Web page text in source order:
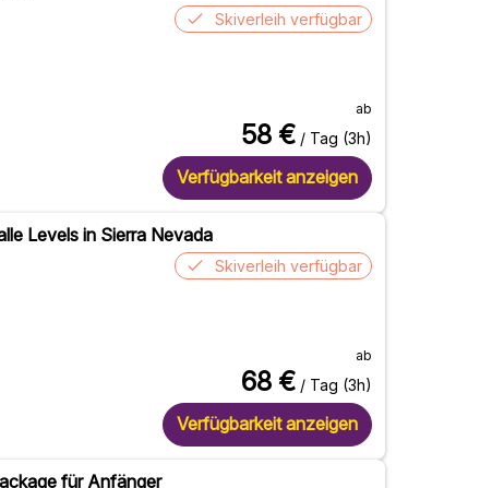
Skiverleih verfügbar
ab
58 € / Tag (3h)
Verfügbarkeit anzeigen
Levels in Sierra Nevada
Skiverleih verfügbar
ab
68 € / Tag (3h)
Verfügbarkeit anzeigen
für Anfänger